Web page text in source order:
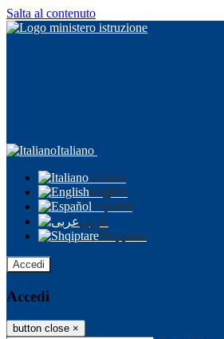
Salta al contenuto
Italiano
Italiano
English
Español
عربى
Shqiptare
Accedi
Accedi
button close ×